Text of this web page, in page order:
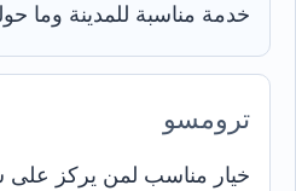
خدمة مناسبة للمدينة وما
ترومسو
خيار مناسب لمن يركز على